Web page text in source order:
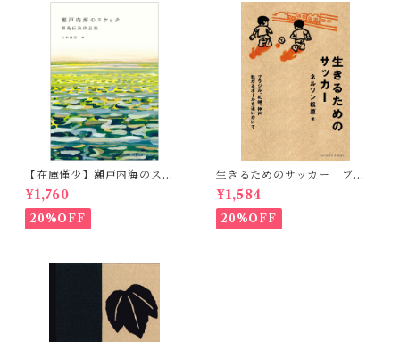
【在庫僅少】瀬戸内海のスケ
ッチ 黒島伝治作品集
¥1,760
20%OFF
生きるためのサッカー ブラ
ジル、札幌、神戸 転がるボ
ールを追いかけて
¥1,584
20%OFF